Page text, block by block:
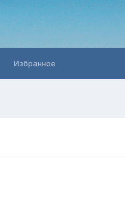
Избранное